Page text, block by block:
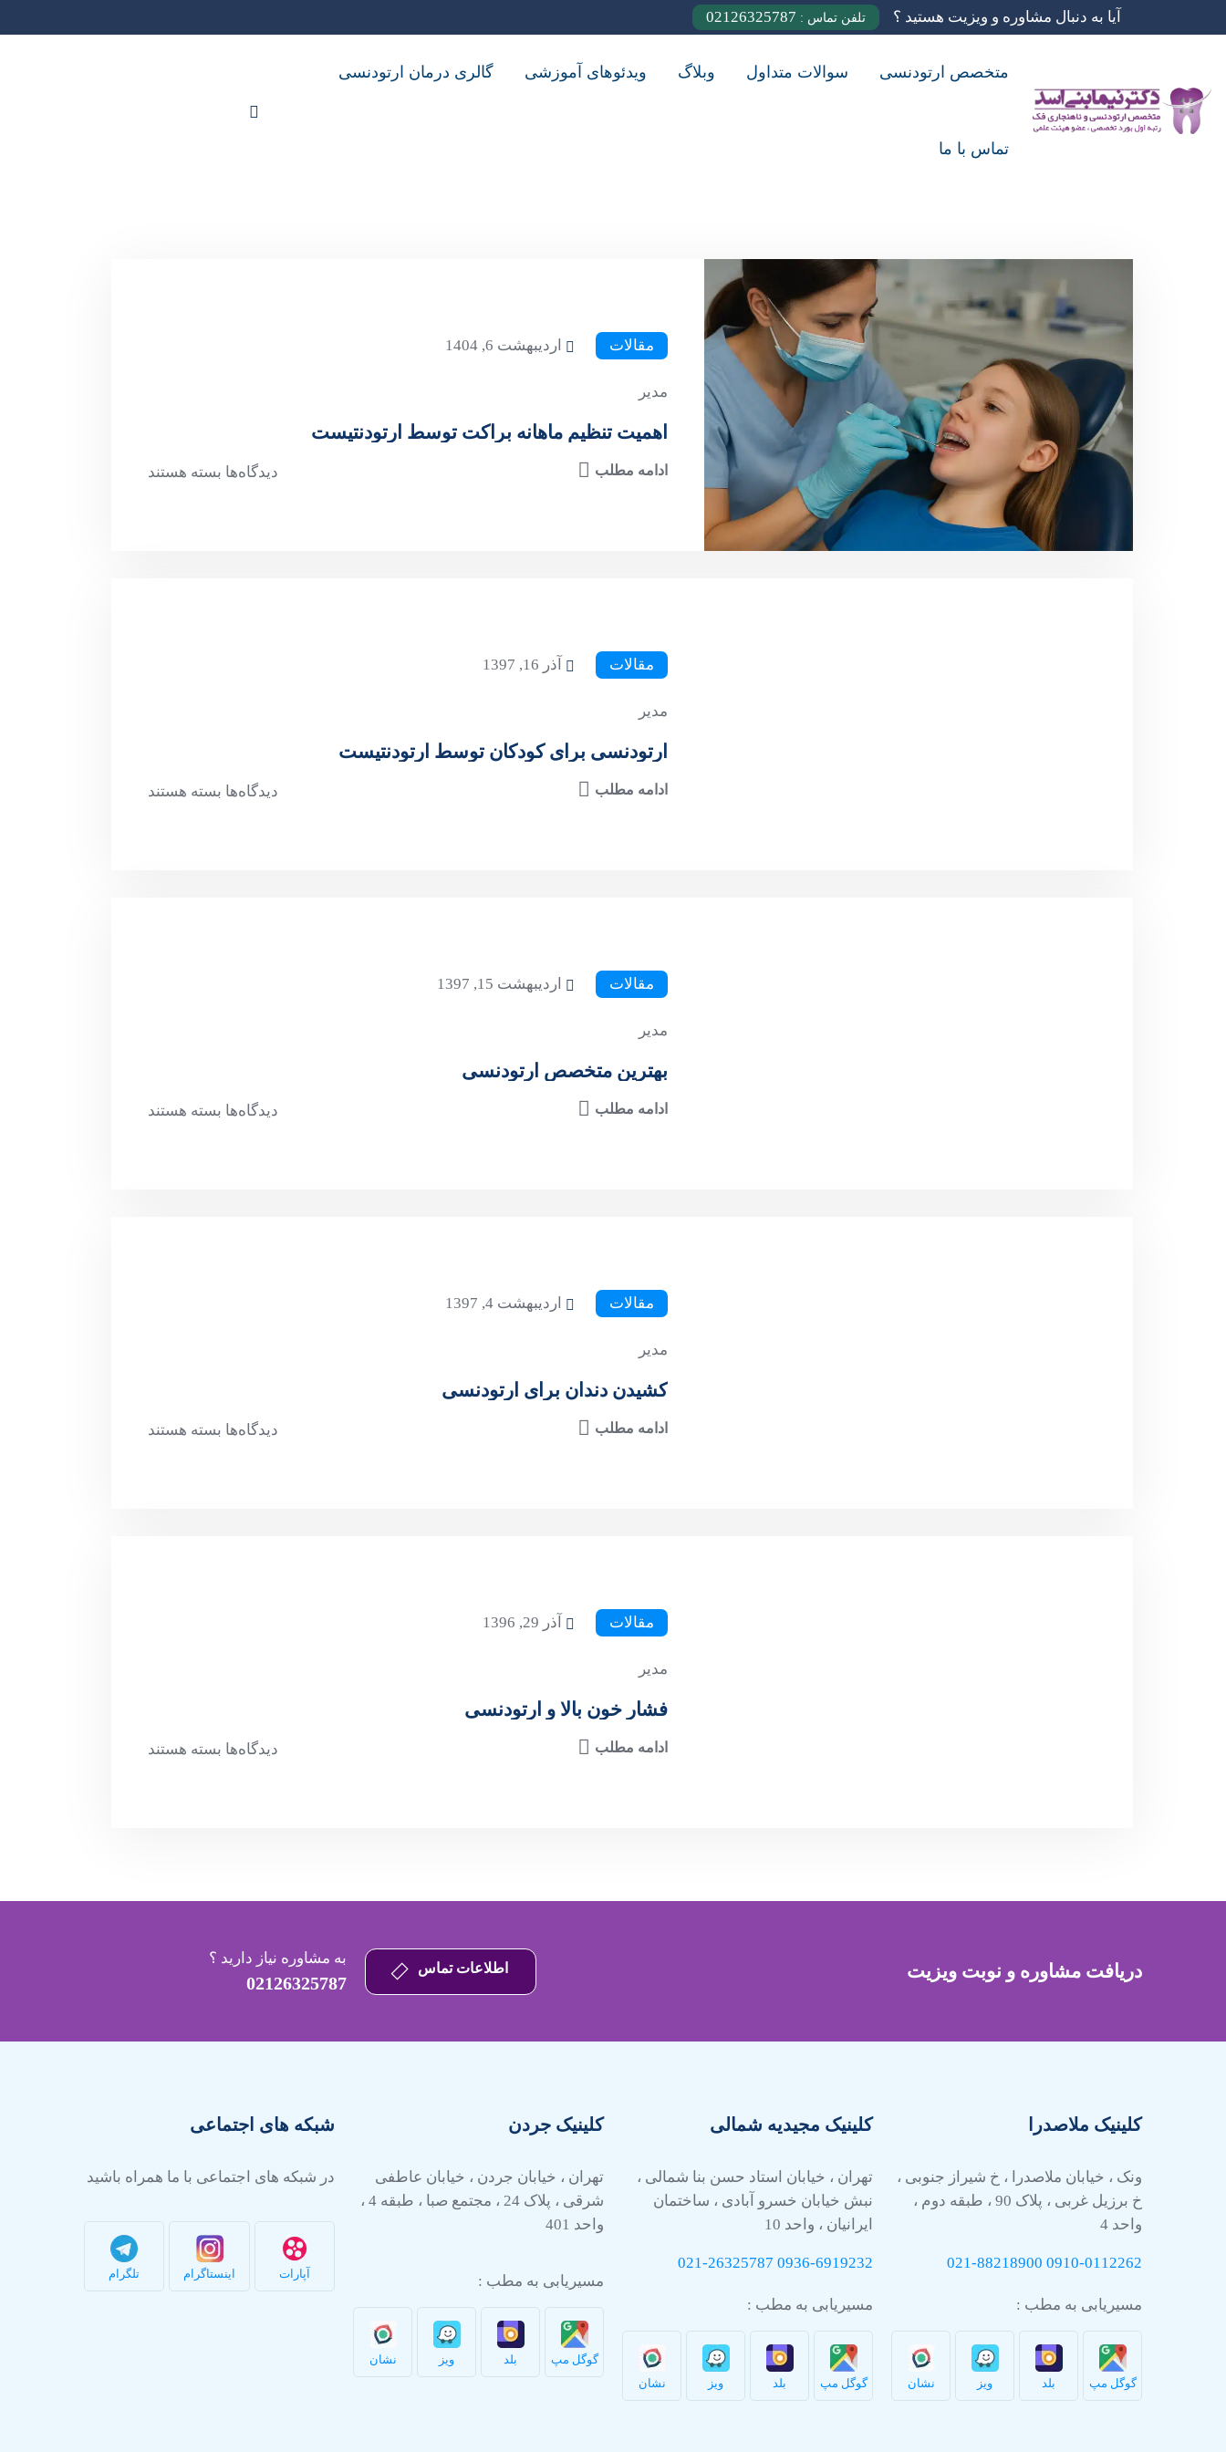
آیا به دنبال مشاوره و ویزیت هستید ؟ تلفن تماس : 02126325787
متخصص ارتودنسی سوالات متداول وبلاگ ویدئوهای آموزشی گالری درمان ارتودنسی
تماس با ما
مقالات اردیبهشت 6, 1404
مدیر
اهمیت تنظیم ماهانه براکت توسط ارتودنتیست
ادامه مطلب دیدگاه‌ها بسته هستند
مقالات آذر 16, 1397
مدیر
ارتودنسی برای کودکان توسط ارتودنتیست
ادامه مطلب دیدگاه‌ها بسته هستند
مقالات اردیبهشت 15, 1397
مدیر
بهترین متخصص ارتودنسی
ادامه مطلب دیدگاه‌ها بسته هستند
مقالات اردیبهشت 4, 1397
مدیر
کشیدن دندان برای ارتودنسی
ادامه مطلب دیدگاه‌ها بسته هستند
مقالات آذر 29, 1396
مدیر
فشار خون بالا و ارتودنسی
ادامه مطلب دیدگاه‌ها بسته هستند
دریافت مشاوره و نوبت ویزیت اطلاعات تماس
به مشاوره نیاز دارید ؟
02126325787
کلینیک ملاصدرا
ونک ، خیابان ملاصدرا ، خ شیراز جنوبی ،
خ برزیل غربی ، پلاک 90 ، طبقه دوم ،
واحد 4
0910-0112262
021-88218900
مسیریابی به مطب :
گوگل مپ بلد ویز نشان
کلینیک مجیدیه شمالی
تهران ، خیابان استاد حسن بنا شمالی ،
نبش خیابان خسرو آبادی ، ساختمان
ایرانیان ، واحد 10
0936-6919232
021-26325787
مسیریابی به مطب :
گوگل مپ بلد ویز نشان
کلینیک جردن
تهران ، خیابان جردن ، خیابان عاطفی
شرقی ، پلاک 24 ، مجتمع صبا ، طبقه 4 ،
واحد 401
مسیریابی به مطب :
گوگل مپ بلد ویز نشان
شبکه های اجتماعی
در شبکه های اجتماعی با ما همراه باشید
آپارات اینستاگرام تلگرام